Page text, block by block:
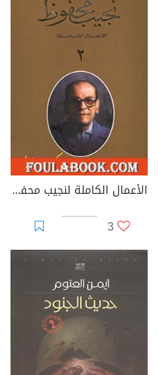
الأعمال الكاملة لنجيب محفوظ 2
3